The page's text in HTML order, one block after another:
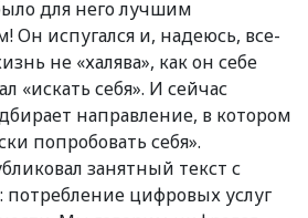
для него лучшим
испугался и, надеюсь, все-
не «халява», как он себе
«искать себя». И сейчас
направление, в котором
попробовать себя».
занятный текст с
цифровых услуг